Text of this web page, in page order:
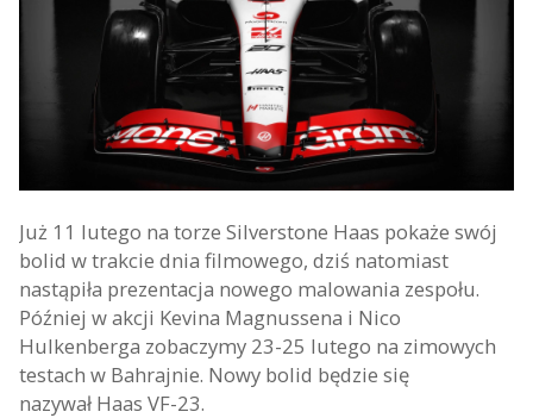
Już 11 lutego na torze Silverstone Haas pokaże swój
bolid w trakcie dnia filmowego, dziś natomiast
nastąpiła prezentacja nowego malowania zespołu.
Później w akcji Kevina Magnussena i Nico
Hulkenberga zobaczymy 23-25 lutego na zimowych
testach w Bahrajnie. Nowy bolid będzie się
nazywał Haas VF-23.